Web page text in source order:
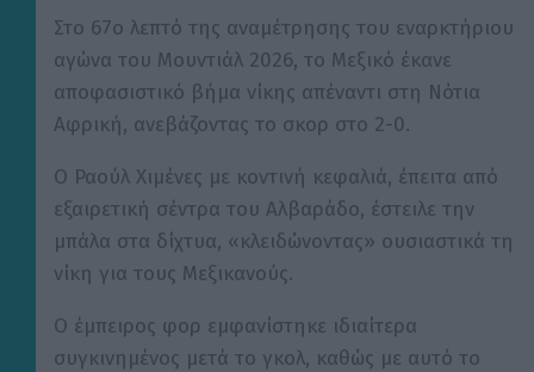
Στο 67ο λεπτό της αναμέτρησης του εναρκτήριου
αγώνα του Μουντιάλ 2026, το Μεξικό έκανε
αποφασιστικό βήμα νίκης απέναντι στη Νότια
Αφρική, ανεβάζοντας το σκορ στο 2-0.
Ο Ραούλ Χιμένες με κοντινή κεφαλιά, έπειτα από
εξαιρετική σέντρα του Αλβαράδο, έστειλε την
μπάλα στα δίχτυα, «κλειδώνοντας» ουσιαστικά τη
νίκη για τους Μεξικανούς.
Ο έμπειρος φορ εμφανίστηκε ιδιαίτερα
συγκινημένος μετά το γκολ, καθώς με αυτό το